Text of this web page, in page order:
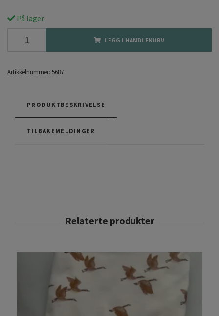
På lager.
LEGG I HANDLEKURV
Artikkelnummer: 5687
PRODUKTBESKRIVELSE
TILBAKEMELDINGER